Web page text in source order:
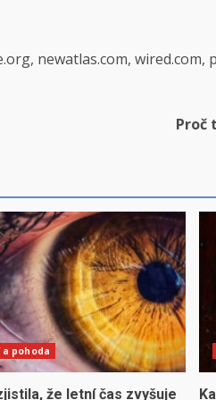
newatlas.com, wired.com,
Proč
a pohoda
že letní čas zvyšuje